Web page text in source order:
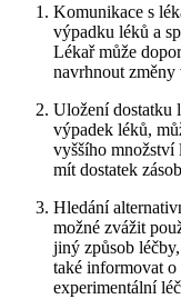
Komunikace s
výpadku léků a
Lékař může
navrhnout změny
Uložení dostatku
výpadek léků,
vyššího množství
mít dostatek
Hledání
možné zvážit
jiný způsob
také informovat
experimentální